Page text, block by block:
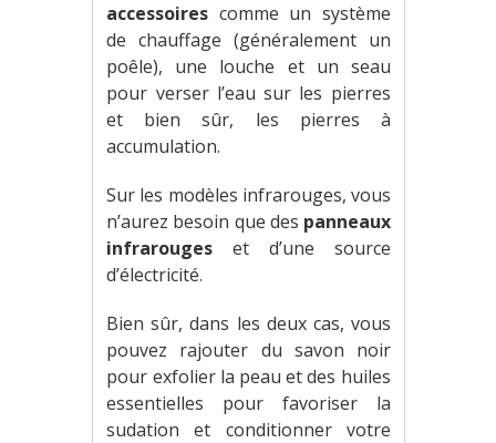
accessoires comme un système
de chauffage (généralement un
poêle), une louche et un seau
pour verser l’eau sur les pierres
et bien sûr, les pierres à
accumulation.
Sur les modèles infrarouges, vous
n’aurez besoin que des panneaux
infrarouges et d’une source
d’électricité.
Bien sûr, dans les deux cas, vous
pouvez rajouter du savon noir
pour exfolier la peau et des huiles
essentielles pour favoriser la
sudation et conditionner votre